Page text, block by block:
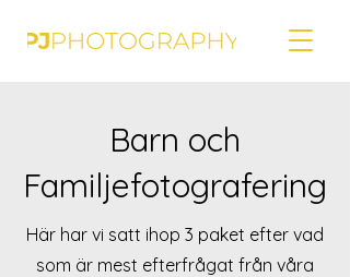
Barn och
Familjefotografering
Här har vi satt ihop 3 paket efter vad
som är mest efterfrågat från våra